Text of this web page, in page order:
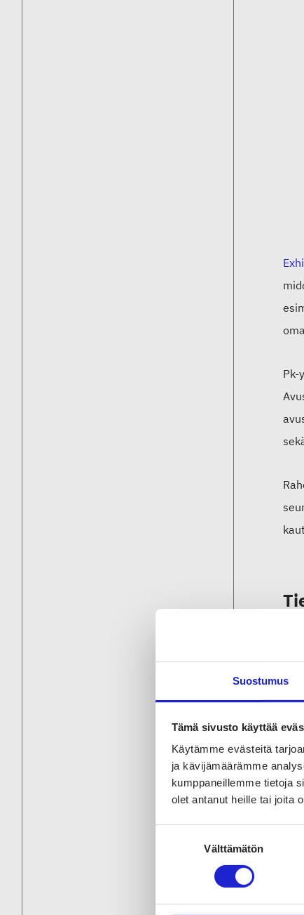
Suostumus
Tämä sivusto käyttää
Käytämme evästeitä
ja kävijämäärämme
kumppaneillemme tietoja
olet antanut heille tai joita
Välttämätön
Pk-